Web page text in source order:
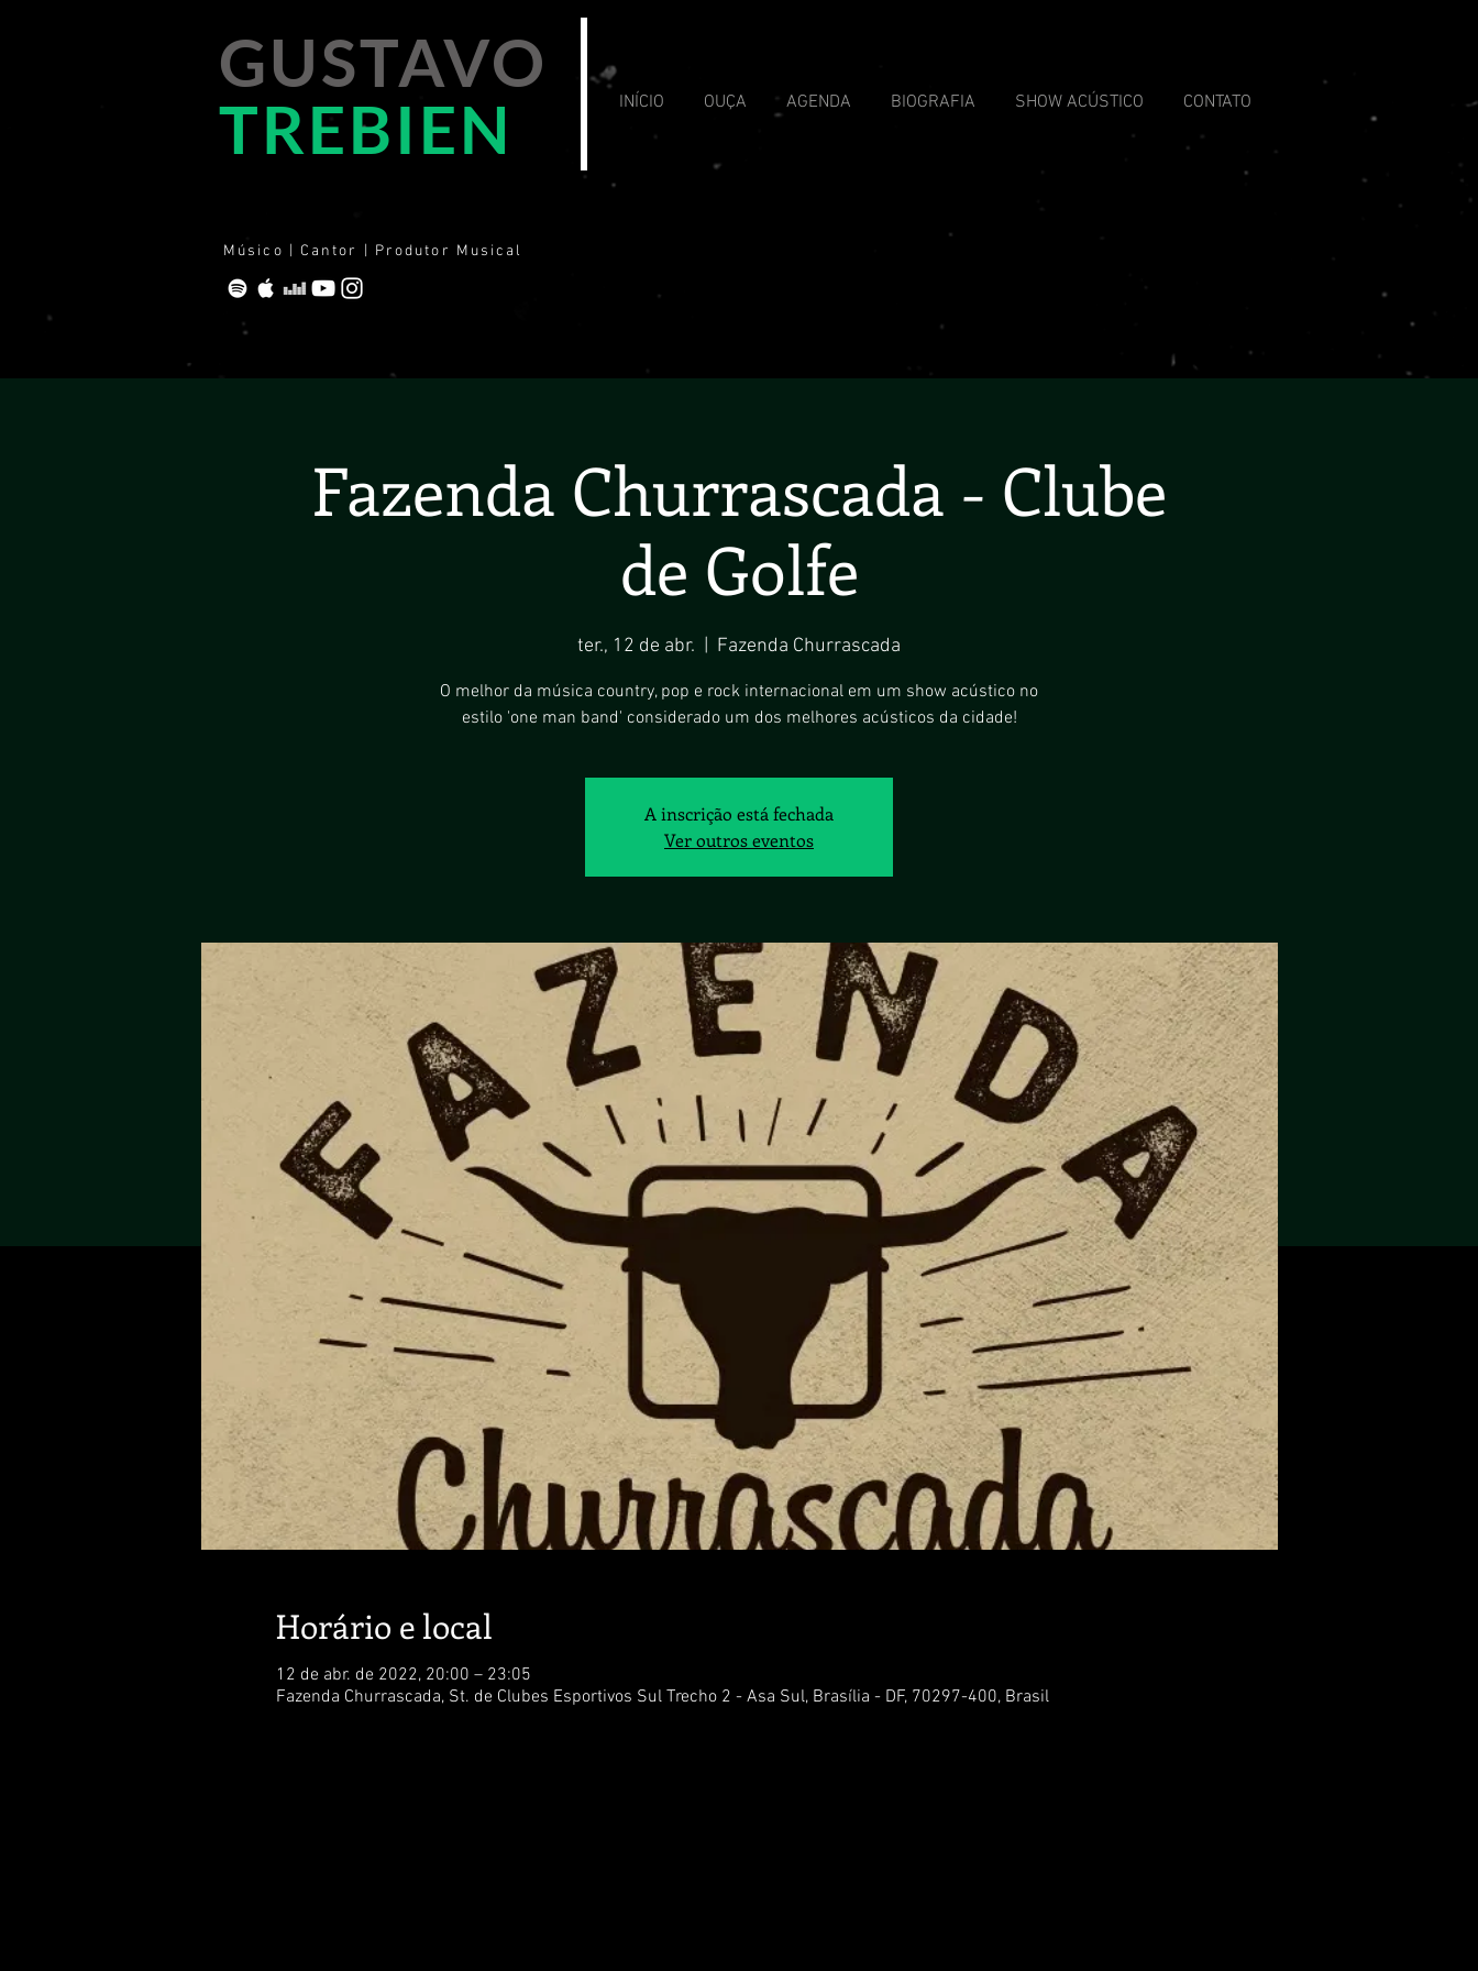
GUSTAVO
TREBIEN
INÍCIO OUÇA AGENDA BIOGRAFIA SHOW ACÚSTICO CONTATO
Músico | Cantor | Produtor Musical
Fazenda Churrascada - Clube
de Golfe
ter., 12 de abr. Fazenda Churrascada
O melhor da música country, pop e rock internacional em um show acústico no
estilo 'one man band' considerado um dos melhores acústicos da cidade!
A inscrição está fechada
Ver outros eventos
Horário e local
12 de abr. de 2022, 20:00 – 23:05
Fazenda Churrascada, St. de Clubes Esportivos Sul Trecho 2 - Asa Sul, Brasília - DF, 70297-400, Brasil